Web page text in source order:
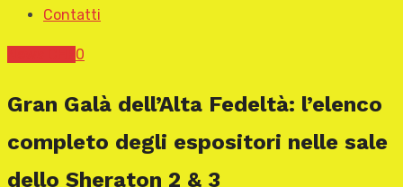
Contatti
0
Gran Galà dell’Alta Fedeltà: l’elenco
completo degli espositori nelle sale
dello Sheraton 2 & 3